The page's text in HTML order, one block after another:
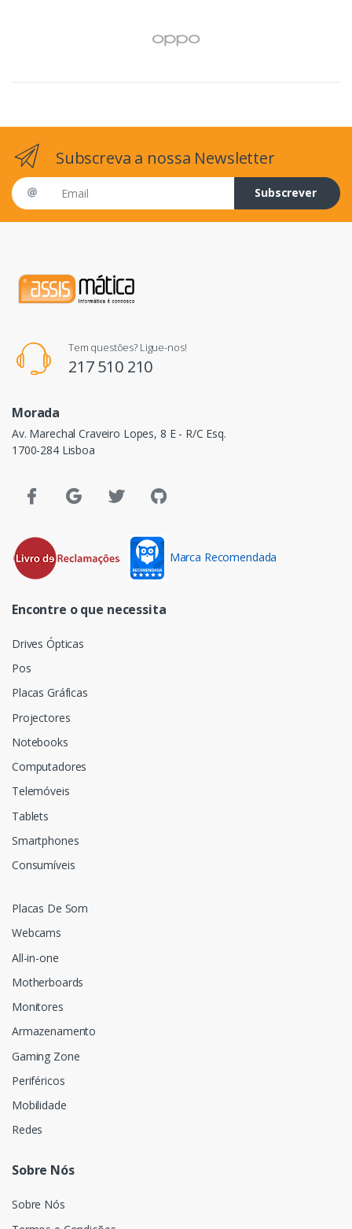
Subscreva a nossa Newsletter
Email address
Subscrever
Tem questões? Ligue-nos!
217 510 210
Morada
Av. Marechal Craveiro Lopes, 8 E - R/C Esq.
1700-284 Lisboa
Marca Recomendada
Encontre o que necessita
Drives Ópticas
Pos
Placas Gráficas
Projectores
Notebooks
Computadores
Telemóveis
Tablets
Smartphones
Consumíveis
Placas De Som
Webcams
All-in-one
Motherboards
Monitores
Armazenamento
Gaming Zone
Periféricos
Mobilidade
Redes
Sobre Nós
Sobre Nós